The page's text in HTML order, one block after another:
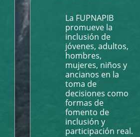
La FUPNAPIB
promueve la
inclusión de
jóvenes, adultos,
hombres,
mujeres, niños y
ancianos en la
toma de
decisiones como
formas de
fomento de
inclusión y
participación real.